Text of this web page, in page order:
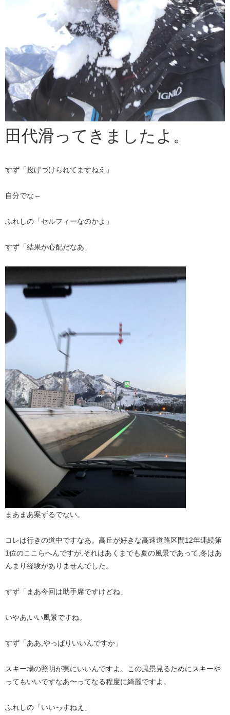
田代滑ってきましたよ。
すず「投げつけられてますねえ」
自分でな←
ふれしの「セルフィーなのかよ」
すず「結果が心配だなあ」
まあまあ案ずるでない。
コレは行きの道中ですなあ。高丘が好きな高速道路区間12年連続第
1位のここらへんですが,それはあくまでも夏の風景であって,冬はあ
んまり経験がありませんでした。
すず「まあ今回は助手席ですけどね」
いやあ,いい風景ですね。
すず「ああ,やっぱりいいんですか」
スキー場の照明が実にいいんですよ。この風景見るためにスキーや
ってもいいですなあ〜ってなる程度に綺麗ですよ。
ふれしの「いいっすねえ」